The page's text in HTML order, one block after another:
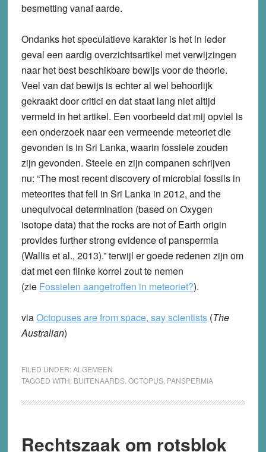
besmetting vanaf aarde.
Ondanks het speculatieve karakter is het in ieder
geval een aardig overzichtsartikel met verwijzingen
naar het best beschikbare bewijs voor de theorie.
Veel van dat bewijs is echter al wel behoorlijk
gekraakt door critici en dat staat lang niet altijd
vermeld in het artikel. Een voorbeeld dat mij opviel is
een onderzoek naar een vermeende meteoriet die
gevonden is in Sri Lanka, waarin fossiele zouden
zijn gevonden. Steele en zijn companen schrijven
nu: “The most recent discovery of microbial fossils in
meteorites that fell in Sri Lanka in 2012, and the
unequivocal determination (based on Oxygen
isotope data) that the rocks are not of Earth origin
provides further strong evidence of panspermia
(Wallis et al., 2013).” terwijl er goede redenen zijn om
dat met een flinke korrel zout te nemen
(zie Fossielen aangetroffen in meteoriet?).
viaOctopuses are from space, say scientists(The
Australian)
FILED UNDER:ALGEMEEN
TAGGED WITH: BUITENAARDS, OCTOPUS, PANSPERMIA
Rechtszaak om rotsblok